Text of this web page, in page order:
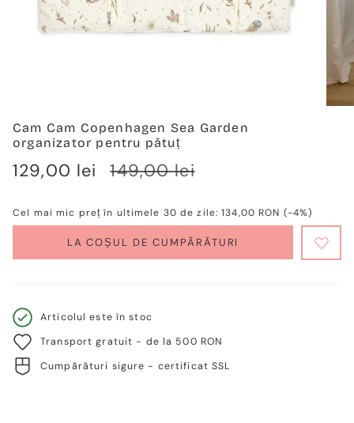
Cam Cam Copenhagen Sea Garden
organizator pentru pătuț
Verkaufspreis
129,00 lei
Regulärer
149,00 lei
Cel mai mic preț în ultimele 30 de zile:134,00 RON (-4%)
LA COȘUL DE CUMPĂRĂTURI
Articolul este în stoc
Transport gratuit - de la 500 RON
Cumpărături sigure - certificat SSL